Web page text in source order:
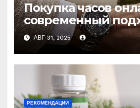
Покупка часов
современный
выбору
АВГ 31, 2025
РЕКОМЕНДАЦИИ